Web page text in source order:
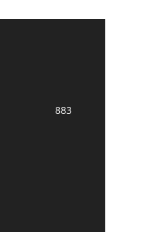
883